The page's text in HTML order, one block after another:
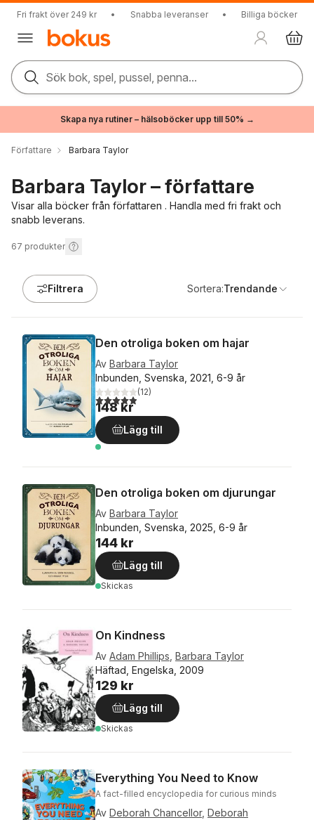
Fri frakt över 249 kr • Snabba leveranser • Billiga böcker
Sök bok, spel, pussel, penna...
Skapa nya rutiner – hälsoböcker upp till 50% →
Författare Barbara Taylor
Barbara Taylor – författare
Visar alla böcker från författaren . Handla med fri frakt och
snabb leverans.
67 produkter
Filtrera Sortera:Trendande
Den otroliga boken om hajar
Av Barbara Taylor
Inbunden, Svenska, 2021, 6-9 år
4,9utav 5 stjärnor. Totalt antal röster:
(12)
148 kr
Lägg till
Den otroliga boken om djurungar
Av Barbara Taylor
Inbunden, Svenska, 2025, 6-9 år
144 kr
Lägg till
Skickas
On Kindness
Av Adam Phillips Barbara Taylor
Häftad, Engelska, 2009
129 kr
Lägg till
Skickas
Everything You Need to Know
A fact-filled encyclopedia for curious minds
Av Deborah Chancellor, Deborah